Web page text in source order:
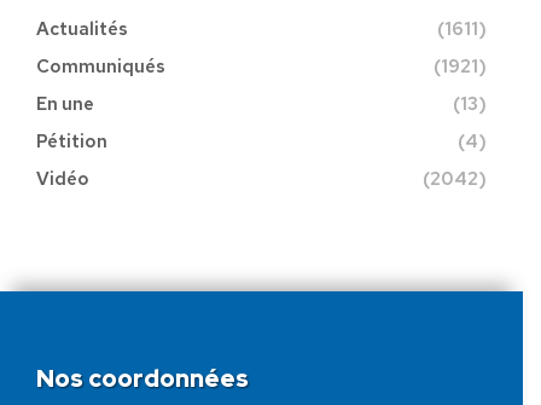
Actualités
(1611)
Communiqués
(1921)
En une
(13)
Pétition
(4)
Vidéo
(2042)
Nos coordonnées